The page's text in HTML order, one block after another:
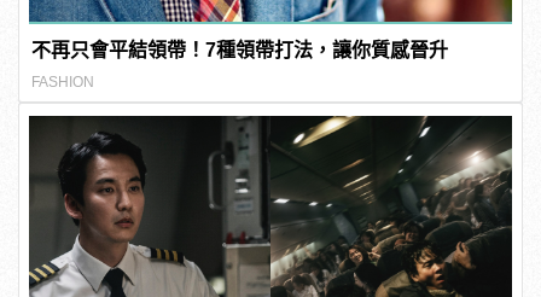
不再只會平結領帶！7種領帶打法，讓你質感晉升
FASHION